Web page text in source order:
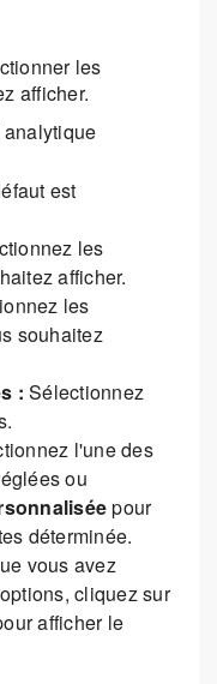
les
afficher.
est
les
afficher.
les
souhaitez
: Sélectionnez
l'une des
ou
pour
déterminée.
vous avez
cliquez sur
afficher le